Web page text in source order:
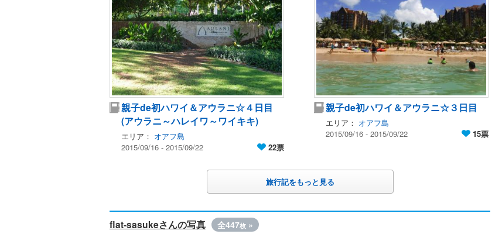
親子de初ハワイ＆アウラニ☆４日目
(アウラニ～ハレイワ～ワイキキ)
エリア： オアフ島
2015/09/16 - 2015/09/22
22票
親子de初ハワイ＆アウラニ☆３日目
エリア： オアフ島
2015/09/16 - 2015/09/22
15票
旅行記をもっと見る
flat-sasukeさんの写真 全447枚 »